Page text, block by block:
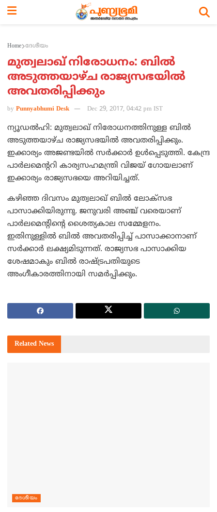
Home ദേശീയം
മുത്വലാഖ് നിരോധനം: ബില്‍
അടുത്തയാഴ്ച രാജ്യസഭയില്‍
അവതരിപ്പിക്കും
by Punnyabhumi Desk Dec 29, 2017, 04:42 pm IST
ന്യൂഡല്‍ഹി: മുത്വലാഖ് നിരോധനത്തിനുള്ള ബില്‍
അടുത്തയാഴ്ച രാജ്യസഭയില്‍ അവതരിപ്പിക്കും.
ഇക്കാര്യം അജണ്ടയില്‍ സര്‍ക്കാര്‍ ഉള്‍പ്പെടുത്തി. കേന്ദ്ര
പാര്‍ലമെന്ററി കാര്യസഹമന്ത്രി വിജയ് ഗോയലാണ്
ഇക്കാര്യം രാജ്യസഭയെ അറിയിച്ചത്.
കഴിഞ്ഞ ദിവസം മുത്വലാഖ് ബില്‍ ലോക്‌സഭ
പാസാക്കിയിരുന്നു. ജനുവരി അഞ്ച് വരെയാണ്
പാര്‍ലമെന്റിന്റെ ശൈത്യകാല സമ്മേളനം.
ഇതിനുള്ളില്‍ ബില്‍ അവതരിപ്പിച്ച് പാസാക്കാനാണ്
സര്‍ക്കാര്‍ ലക്ഷ്യമിടുന്നത്. രാജ്യസഭ പാസാക്കിയ
ശേഷമാകും ബില്‍ രാഷ്ട്രപതിയുടെ
അംഗീകാരത്തിനായി സമര്‍പ്പിക്കും.
Related News
ദേശീയം